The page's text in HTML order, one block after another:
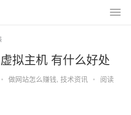
拟主机 有什么好处
• 做网站怎么赚钱, 技术资讯 • 阅读